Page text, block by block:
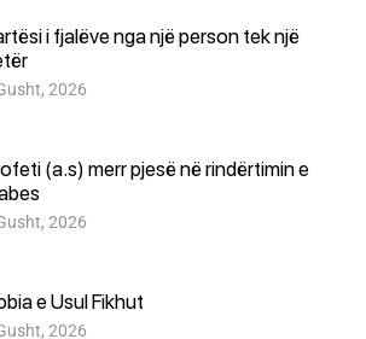
i fjalëve nga një person tek një
2026
(a.s) merr pjesë në rindërtimin e
2026
e Usul Fikhut
2026